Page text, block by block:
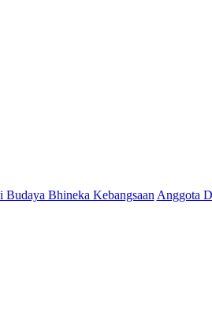
KebangsaanAnggota DPRD Jamal